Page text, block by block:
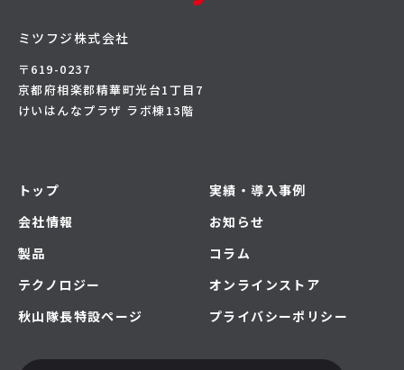
ミツフジ株式会社
〒619-0237
京都府相楽郡精華町光台1丁目7
けいはんなプラザ ラボ棟13階
トップ
会社情報
製品
テクノロジー
秋山隊長特設ページ
実績・導入事例
お知らせ
コラム
オンラインストア
プライバシーポリシー